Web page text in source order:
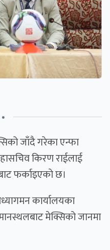
जाँदै गरेका एन्फा
किरण राईलाई
फर्काइएकाे छ।
कार्यालयका
मेक्सिको जानमा